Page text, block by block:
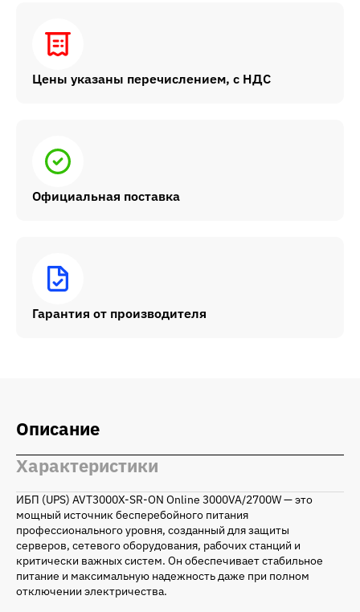
Цены указаны перечислением, с НДС
Официальная поставка
Гарантия от производителя
Описание
Характеристики
ИБП (UPS) AVT3000X-SR-ON Online 3000VA/2700W — это
мощный источник бесперебойного питания
профессионального уровня, созданный для защиты
серверов, сетевого оборудования, рабочих станций и
критически важных систем. Он обеспечивает стабильное
питание и максимальную надежность даже при полном
отключении электричества.